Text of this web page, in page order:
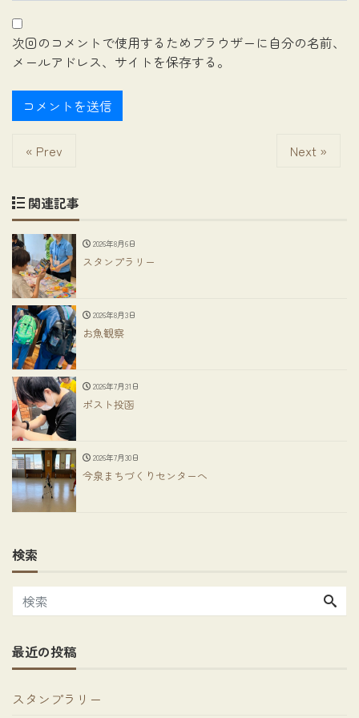
次回のコメントで使用するためブラウザーに自分の名前、
メールアドレス、サイトを保存する。
« Prev Next »
関連記事
2026年8月6日
スタンプラリー
2026年8月3日
お魚観察
2026年7月31日
ポスト投函
2026年7月30日
今泉まちづくりセンターへ
検索
最近の投稿
スタンプラリー